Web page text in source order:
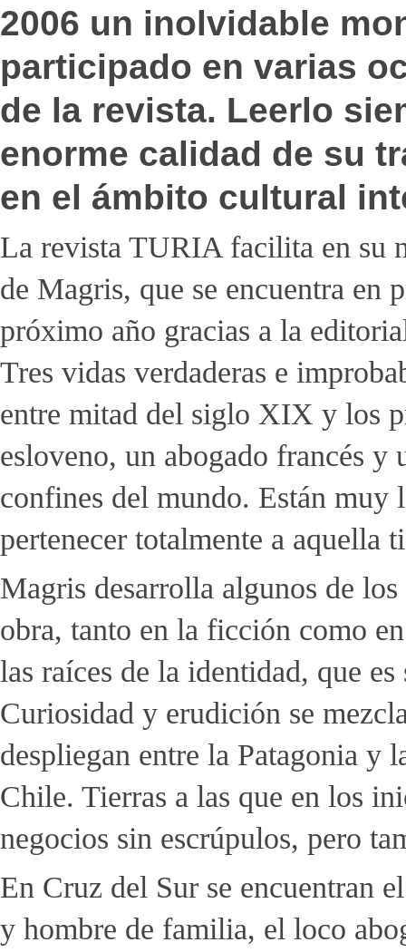
2006 un inolvidable
participado en varias
de la revista. Leerlo
enorme calidad de su
en el ámbito cultural
La revista TURIA facilita en su
de Magris, que se encuentra en
próximo año gracias a la
Tres vidas verdaderas e
entre mitad del siglo XIX y los
esloveno, un abogado francés y
confines del mundo. Están muy
pertenecer totalmente a aquella
Magris desarrolla algunos de
obra, tanto en la ficción como
las raíces de la identidad, que
Curiosidad y erudición se
despliegan entre la Patagonia y
Chile. Tierras a las que en los
negocios sin escrúpulos, pero
En Cruz del Sur se encuentran
y hombre de familia, el loco